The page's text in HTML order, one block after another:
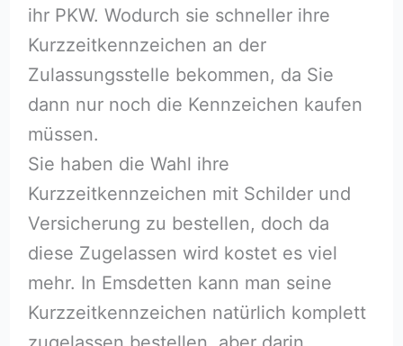
ihr PKW. Wodurch sie schneller ihre
Kurzzeitkennzeichen an der
Zulassungsstelle bekommen, da Sie
dann nur noch die Kennzeichen kaufen
müssen.
Sie haben die Wahl ihre
Kurzzeitkennzeichen mit Schilder und
Versicherung zu bestellen, doch da
diese Zugelassen wird kostet es viel
mehr. In Emsdetten kann man seine
Kurzzeitkennzeichen natürlich komplett